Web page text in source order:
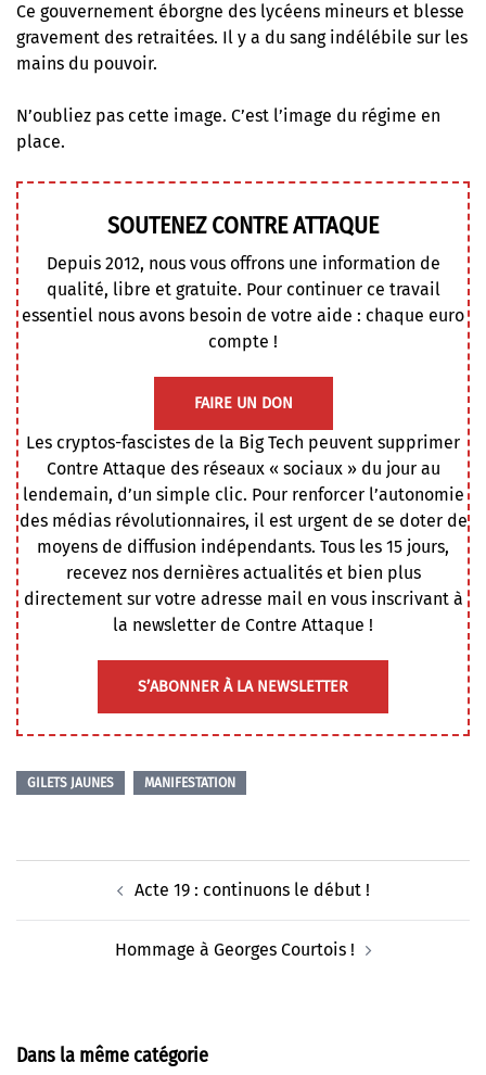
Ce gouvernement éborgne des lycéens mineurs et blesse
gravement des retraitées. Il y a du sang indélébile sur les
mains du pouvoir.
N’oubliez pas cette image. C’est l’image du régime en
place.
SOUTENEZ CONTRE ATTAQUE
Depuis 2012, nous vous offrons une information de
qualité, libre et gratuite. Pour continuer ce travail
essentiel nous avons besoin de votre aide : chaque euro
compte !
FAIRE UN DON
Les cryptos-fascistes de la Big Tech peuvent supprimer
Contre Attaque des réseaux « sociaux » du jour au
lendemain, d’un simple clic. Pour renforcer l’autonomie
des médias révolutionnaires, il est urgent de se doter de
moyens de diffusion indépendants. Tous les 15 jours,
recevez nos dernières actualités et bien plus
directement sur votre adresse mail en vous inscrivant à
la newsletter de Contre Attaque !
S’ABONNER À LA NEWSLETTER
GILETS JAUNES MANIFESTATION
Acte 19 : continuons le début !
Hommage à Georges Courtois !
Dans la même catégorie